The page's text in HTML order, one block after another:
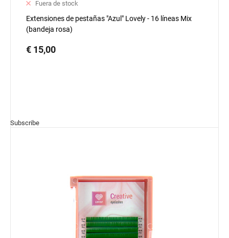
Fuera de stock
Extensiones de pestañas "Azul" Lovely - 16 líneas Mix
(bandeja rosa)
€ 15,00
Subscribe